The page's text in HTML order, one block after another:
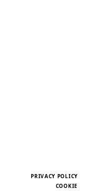
PRIVACY POLICY
COOKIE